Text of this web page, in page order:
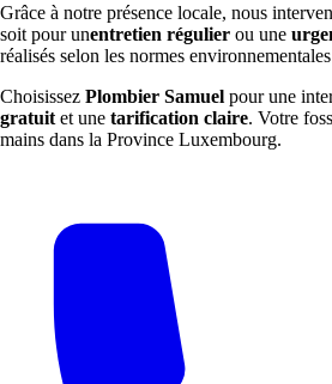
Grâce à notre présence locale, nous
soit pour unentretien régulier ou une
réalisés selon les normes
Choisissez Plombier Samuel pour une
gratuit et une tarification claire. Votre
mains dans la Province Luxembourg.